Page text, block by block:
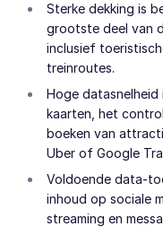
Sterke dekking is
grootste deel van
inclusief
treinroutes.
Hoge datasnelheid
kaarten, het
boeken van
Uber of Google
Voldoende data-
inhoud op sociale
streaming en